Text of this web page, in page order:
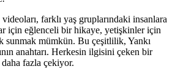
farklı yaş gruplarındaki insanlara
için eğlenceli bir hikaye, yetişkinler için
mümkün. Bu çeşitlilik, Yankı
anahtarı. Herkesin ilgisini çeken bir
fazla çekiyor.